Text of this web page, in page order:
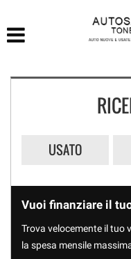
ASSISTENZA
CONTATTI
USATO
Vuoi finanziare il
Trova velocemente il tuo
la spesa mensile